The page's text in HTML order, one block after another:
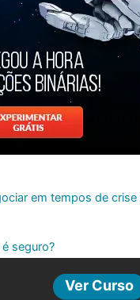
Ver Curso
em tempos de
seguro?
as Opções Binárias?